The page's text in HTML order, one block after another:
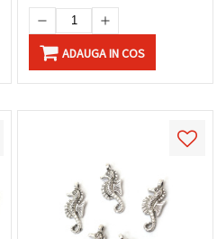
ADAUGA IN COS